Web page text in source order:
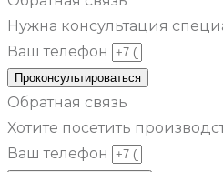
Нужна консультация
Ваш телефон
Проконсультироваться
Обратная связь
Хотите посетить
Ваш телефон